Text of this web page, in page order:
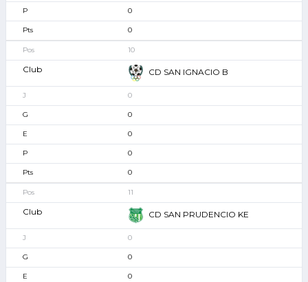
0
0
10
CD SAN IGNACIO B
0
0
0
0
0
11
CD SAN PRUDENCIO KE
0
0
0